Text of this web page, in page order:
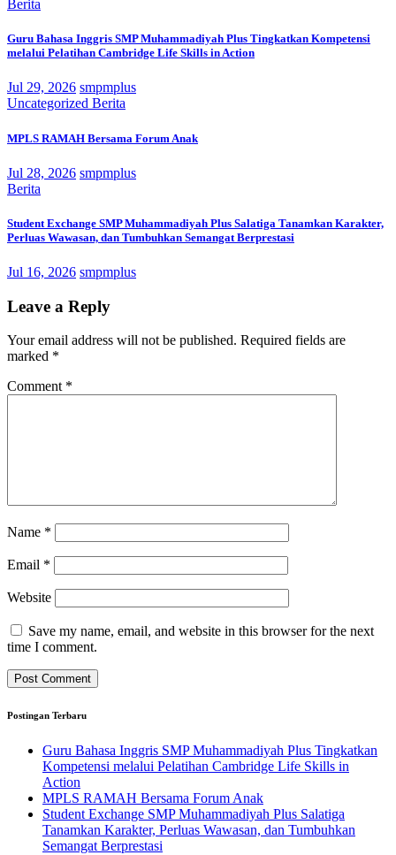
Berita
Guru Bahasa Inggris SMP Muhammadiyah Plus Tingkatkan Kompetensi
melalui Pelatihan Cambridge Life Skills in Action
Jul 29, 2026 smpmplus
Uncategorized Berita
MPLS RAMAH Bersama Forum Anak
Jul 28, 2026 smpmplus
Berita
Student Exchange SMP Muhammadiyah Plus Salatiga Tanamkan Karakter,
Perluas Wawasan, dan Tumbuhkan Semangat Berprestasi
Jul 16, 2026 smpmplus
Leave a Reply
Your email address will not be published. Required fields are
marked *
Comment *
Name *
Email *
Website
Save my name, email, and website in this browser for the next
time I comment.
Postingan Terbaru
Guru Bahasa Inggris SMP Muhammadiyah Plus Tingkatkan
Kompetensi melalui Pelatihan Cambridge Life Skills in
Action
MPLS RAMAH Bersama Forum Anak
Student Exchange SMP Muhammadiyah Plus Salatiga
Tanamkan Karakter, Perluas Wawasan, dan Tumbuhkan
Semangat Berprestasi